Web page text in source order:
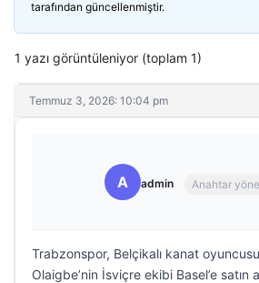
tarafından güncellenmiştir.
1 yazı görüntüleniyor (toplam 1)
Temmuz 3, 2026: 10:04 pm
A admin Anahtar
Trabzonspor, Belçikalı kanat
Olaigbe’nin İsviçre ekibi Basel’e satın